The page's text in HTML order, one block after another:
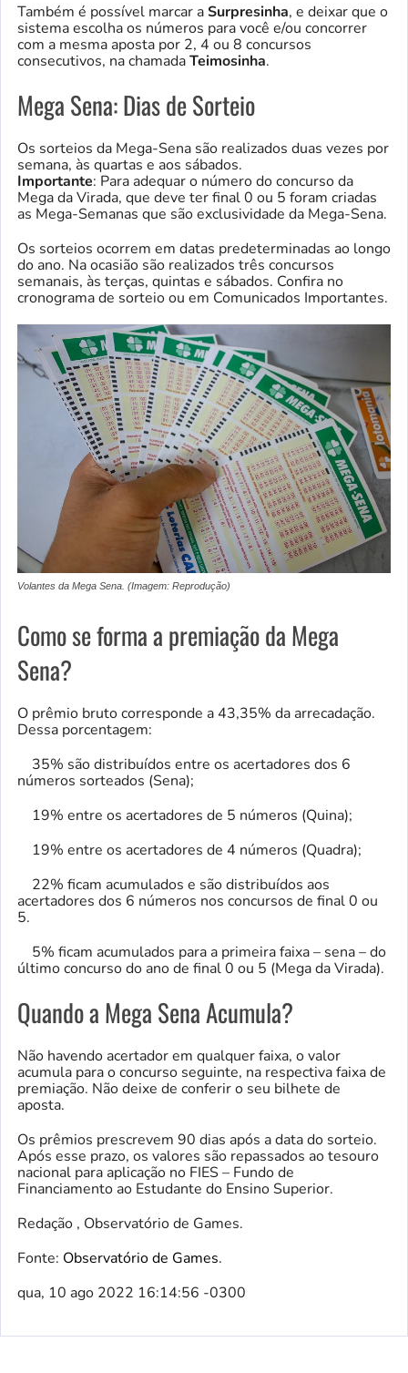
Também é possível marcar aSurpresinha, e deixar que o
sistema escolha os números para você e/ou concorrer
com a mesma aposta por 2, 4 ou 8 concursos
consecutivos, na chamadaTeimosinha.
Mega Sena: Dias de Sorteio
Os sorteios da Mega-Sena são realizados duas vezes por
semana, às quartas e aos sábados.
Importante: Para adequar o número do concurso da
Mega da Virada, que deve ter final 0 ou 5 foram criadas
as Mega-Semanas que são exclusividade da Mega-Sena.
Os sorteios ocorrem em datas predeterminadas ao longo
do ano. Na ocasião são realizados três concursos
semanais, às terças, quintas e sábados. Confira no
cronograma de sorteio ou em Comunicados Importantes.
Volantes da Mega Sena. (Imagem: Reprodução)
Como se forma a premiação da Mega
Sena?
O prêmio bruto corresponde a 43,35% da arrecadação.
Dessa porcentagem:
35% são distribuídos entre os acertadores dos 6
números sorteados (Sena);
19% entre os acertadores de 5 números (Quina);
19% entre os acertadores de 4 números (Quadra);
22% ficam acumulados e são distribuídos aos
acertadores dos 6 números nos concursos de final 0 ou
5.
5% ficam acumulados para a primeira faixa – sena – do
último concurso do ano de final 0 ou 5 (Mega da Virada).
Quando a Mega Sena Acumula?
Não havendo acertador em qualquer faixa, o valor
acumula para o concurso seguinte, na respectiva faixa de
premiação. Não deixe de conferir o seu bilhete de
aposta.
Os prêmios prescrevem 90 dias após a data do sorteio.
Após esse prazo, os valores são repassados ao tesouro
nacional para aplicação no FIES – Fundo de
Financiamento ao Estudante do Ensino Superior.
Redação , Observatório de Games.
Fonte: Observatório de Games.
qua, 10 ago 2022 16:14:56 -0300